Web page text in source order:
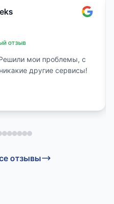
отзыв
мои проблемы, с
другие сервисы!
отзывы